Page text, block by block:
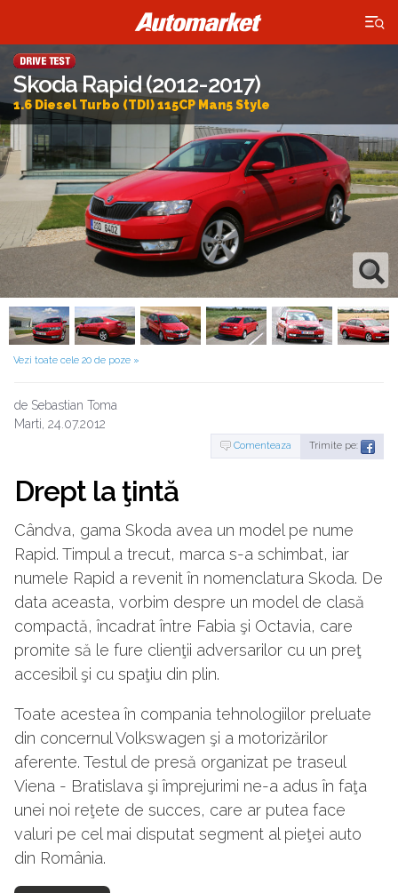
×
Skoda Rapid (2012-2017)
1.6 Diesel Turbo (TDI) 115CP Man5 Style
Vezi toate cele 20 de poze »
de Sebastian Toma
Marti, 24.07.2012
Comenteaza Trimite pe:
Drept la ţintă
Cândva, gama Skoda avea un model pe nume
Rapid. Timpul a trecut, marca s-a schimbat, iar
numele Rapid a revenit în nomenclatura Skoda. De
data aceasta, vorbim despre un model de clasă
compactă, încadrat între Fabia şi Octavia, care
promite să le fure clienţii adversarilor cu un preţ
accesibil şi cu spaţiu din plin.
Toate acestea în compania tehnologiilor preluate
din concernul Volkswagen şi a motorizărilor
aferente. Testul de presă organizat pe traseul
Viena - Bratislava şi împrejurimi ne-a adus în faţa
unei noi reţete de succes, care ar putea face
valuri pe cel mai disputat segment al pieţei auto
din România.